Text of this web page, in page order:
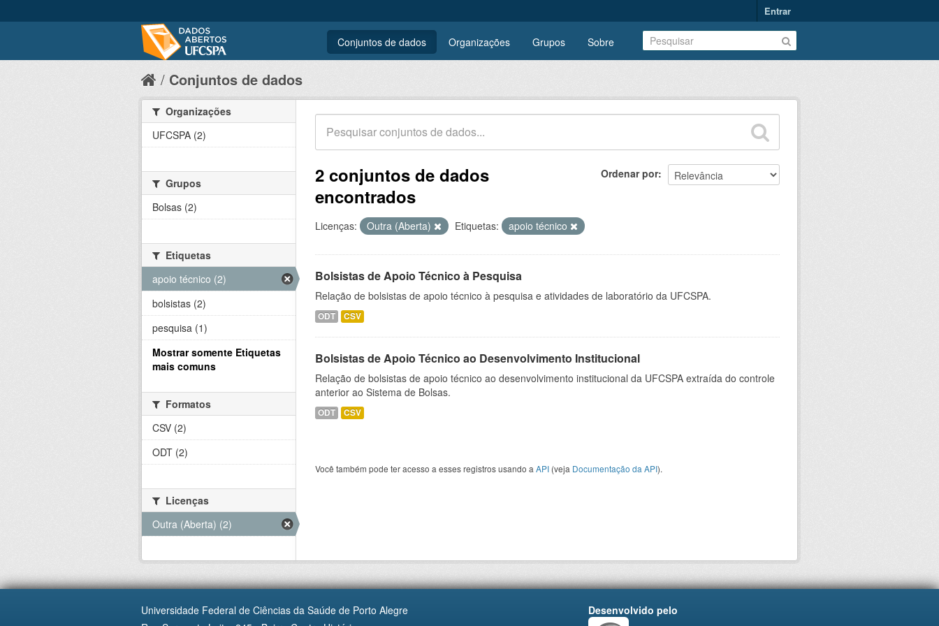
Entrar
Conjuntos de dados Organizações Grupos Sobre
Conjuntos de dados
Ordenar por
2 conjuntos de dados
encontrados
Licenças: Outra (Aberta) Etiquetas: apoio técnico
Bolsistas de Apoio Técnico à Pesquisa
Relação de bolsistas de apoio técnico à pesquisa e atividades de laboratório da UFCSPA.
ODT CSV
Bolsistas de Apoio Técnico ao Desenvolvimento Institucional
Relação de bolsistas de apoio técnico ao desenvolvimento institucional da UFCSPA extraída do controle
anterior ao Sistema de Bolsas.
ODT CSV
Você também pode ter acesso a esses registros usando a API (veja Documentação da API).
Organizações
UFCSPA (2)
Grupos
Bolsas (2)
Etiquetas
apoio técnico (2)
bolsistas (2)
pesquisa (1)
Mostrar somente Etiquetas
mais comuns
Formatos
CSV (2)
ODT (2)
Licenças
Outra (Aberta) (2)
Universidade Federal de Ciências da Saúde de Porto Alegre
Desenvolvido pelo